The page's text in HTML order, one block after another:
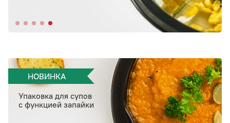
НОВИНКА
Упаковка для супов
с функцией запайки